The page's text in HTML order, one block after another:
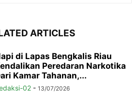
ARTICLES
di Lapas Bengkalis Riau
Peredaran Narkotika
Kamar Tahanan,...
02 - 13/07/2026